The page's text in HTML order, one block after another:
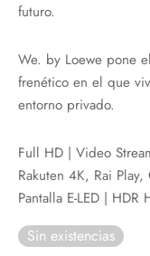
futuro.
We. by Loewe pone
frenético en el que
entorno privado.
Full HD | Video
Rakuten 4K, Rai
Pantalla E-LED |
Sin existencias